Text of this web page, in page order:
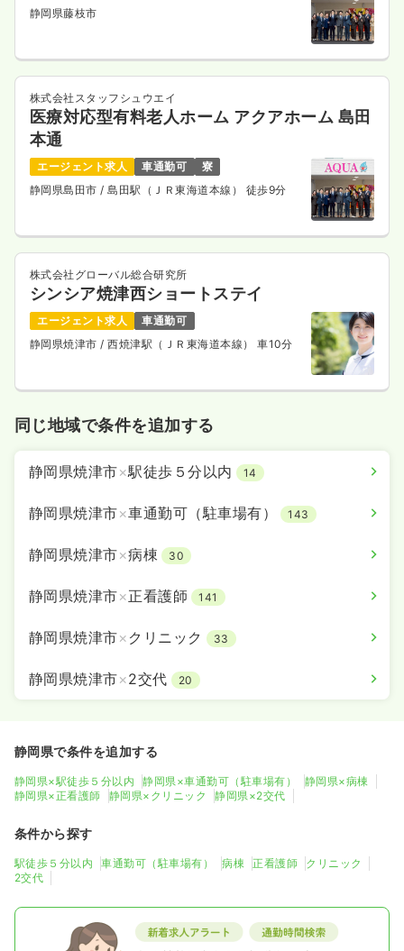
日勤のみ（常勤） 一時募集休止
年間休日120日
一時募集休止
給与 時給1,800円
時間 8:30～17:30（休憩60分）
時給1,800円以上可
気になる 詳細を見る
静岡県藤枝市
株式会社スタッフシュウエイ
医療対応型有料老人ホーム アクアホーム 島田
本通
エージェント求人 車通勤可
寮
静岡県島田市/ 島田駅（ＪＲ東海道本線） 徒歩9分
株式会社グローバル総合研究所
シンシア焼津西ショートステイ
エージェント求人
車通勤可
静岡県焼津市/ 西焼津駅（ＪＲ東海道本線） 車10分
同じ地域で条件を追加する
静岡県焼津市×駅徒歩５分以内 14
静岡県焼津市×車通勤可（駐車場有） 143
静岡県焼津市×病棟 30
静岡県焼津市×正看護師 141
静岡県焼津市× クリニック 33
静岡県焼津市×2交代 20
静岡県で条件を追加する
静岡県×駅徒歩５分以内 静岡県×車通勤可（駐車場有）
静岡県×病棟
静岡県×正看護師
静岡県×クリニック 静岡県×2交代
条件から探す
駅徒歩５分以内 車通勤可（駐車場有） 病棟 正看護師
クリニック
2交代